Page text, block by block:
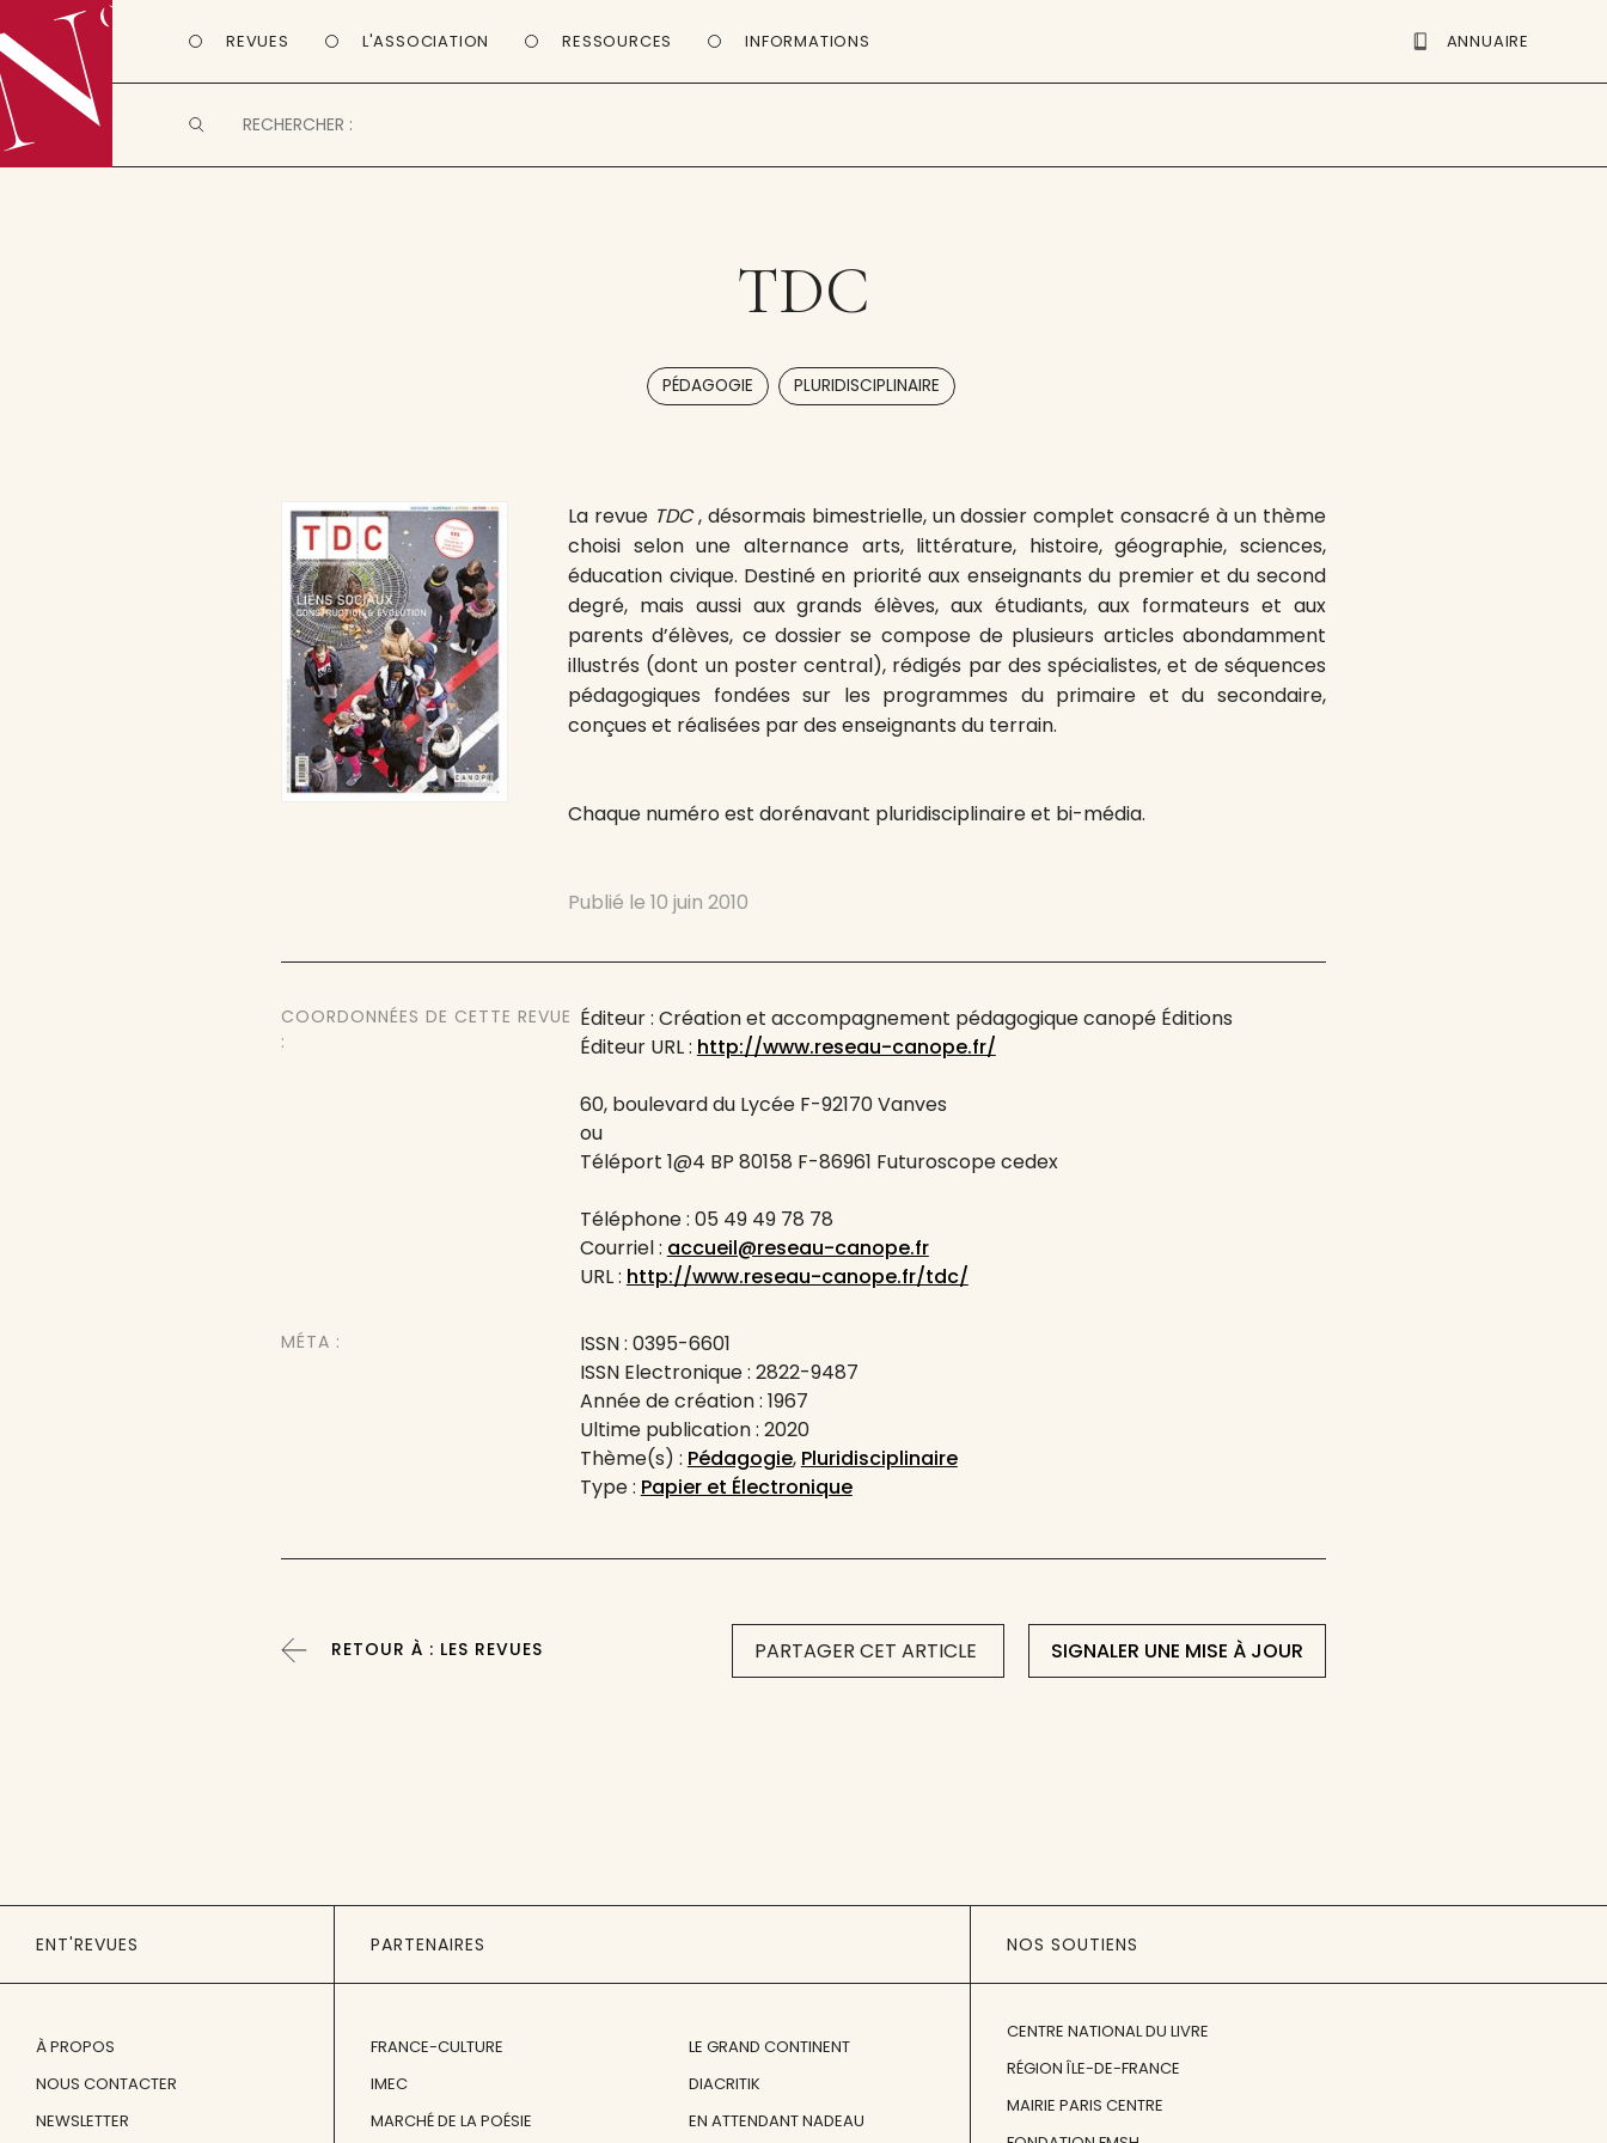
REVUES L'ASSOCIATION RESSOURCES INFORMATIONS ANNUAIRE
TDC
PÉDAGOGIE PLURIDISCIPLINAIRE
La revue TDC, désormais bimestrielle, un dossier complet consacré à un thème
choisi selon une alternance arts, littérature, histoire, géographie, sciences,
éducation civique. Destiné en priorité aux enseignants du premier et du second
degré, mais aussi aux grands élèves, aux étudiants, aux formateurs et aux
parents d’élèves, ce dossier se compose de plusieurs articles abondamment
illustrés (dont un poster central), rédigés par des spécialistes, et de séquences
pédagogiques fondées sur les programmes du primaire et du secondaire,
conçues et réalisées par des enseignants du terrain.
Chaque numéro est dorénavant pluridisciplinaire et bi-média.
Publié le10 juin 2010
COORDONNÉES DE CETTE REVUE
:
Éditeur : Création et accompagnement pédagogique canopé Éditions
Éditeur URL : http://www.reseau-canope.fr/
60, boulevard du Lycée F-92170 Vanves
ou
Téléport 1@4 BP 80158 F-86961 Futuroscope cedex
Téléphone : 05 49 49 78 78
Courriel : accueil@reseau-canope.fr
URL : http://www.reseau-canope.fr/tdc/
MÉTA :
ISSN : 0395-6601
ISSN Electronique : 2822-9487
Année de création : 1967
Ultime publication : 2020
Thème(s) : Pédagogie, Pluridisciplinaire
Type : Papier et Électronique
PARTAGER CET ARTICLE SIGNALER UNE MISE À JOUR
RETOUR À : LES REVUES
ENT'REVUES
À PROPOS
NOUS CONTACTER
NEWSLETTER
PARTENAIRES
FRANCE-CULTURE
IMEC
MARCHÉ DE LA POÉSIE
LE GRAND CONTINENT
DIACRITIK
EN ATTENDANT NADEAU
NOS SOUTIENS
CENTRE NATIONAL DU LIVRE
RÉGION ÎLE-DE-FRANCE
MAIRIE PARIS CENTRE